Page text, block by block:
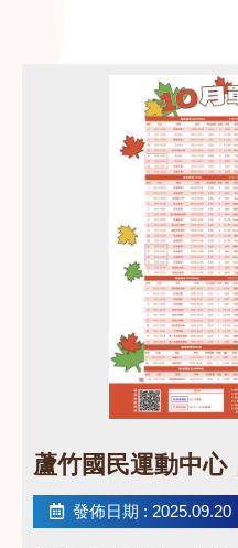
蘆竹國民運動中心
發佈日期 : 2025.09.20